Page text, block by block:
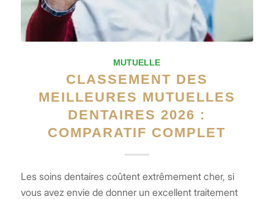
MUTUELLE
CLASSEMENT DES
MEILLEURES MUTUELLES
DENTAIRES 2026 :
COMPARATIF COMPLET
Les soins dentaires coûtent extrêmement cher, si
vous avez envie de donner un excellent traitement